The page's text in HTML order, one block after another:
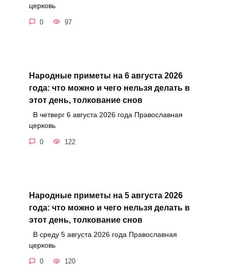
церковь
0 97
Народные приметы на 6 августа 2026
года: что можно и чего нельзя делать в
этот день, толкование снов
В четверг 6 августа 2026 года Православная
церковь
0 122
Народные приметы на 5 августа 2026
года: что можно и чего нельзя делать в
этот день, толкование снов
В среду 5 августа 2026 года Православная
церковь
0 120